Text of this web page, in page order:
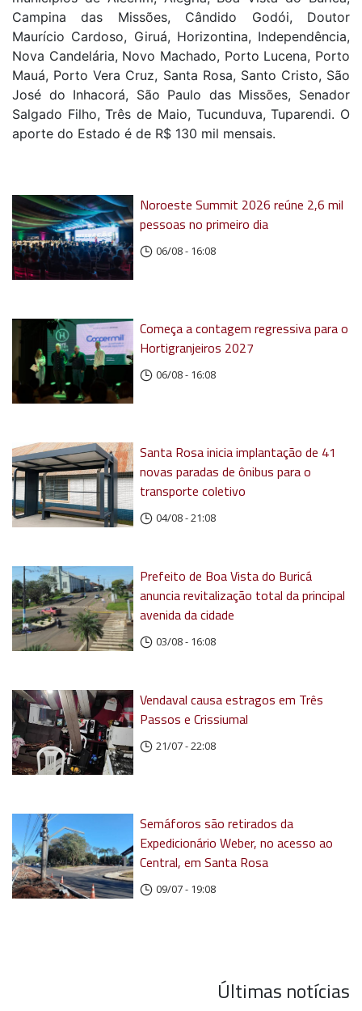
Campina das Missões, Cândido Godói, Doutor
Maurício Cardoso, Giruá, Horizontina, Independência,
Nova Candelária, Novo Machado, Porto Lucena, Porto
Mauá, Porto Vera Cruz, Santa Rosa, Santo Cristo, São
José do Inhacorá, São Paulo das Missões, Senador
Salgado Filho, Três de Maio, Tucunduva, Tuparendi. O
aporte do Estado é de R$ 130 mil mensais.
Noroeste Summit 2026 reúne 2,6 mil
pessoas no primeiro dia
06/08 - 16:08
Começa a contagem regressiva para o
Hortigranjeiros 2027
06/08 - 16:08
Santa Rosa inicia implantação de 41
novas paradas de ônibus para o
transporte coletivo
04/08 - 21:08
Prefeito de Boa Vista do Buricá
anuncia revitalização total da principal
avenida da cidade
03/08 - 16:08
Vendaval causa estragos em Três
Passos e Crissiumal
21/07 - 22:08
Semáforos são retirados da
Expedicionário Weber, no acesso ao
Central, em Santa Rosa
09/07 - 19:08
Últimas notícias